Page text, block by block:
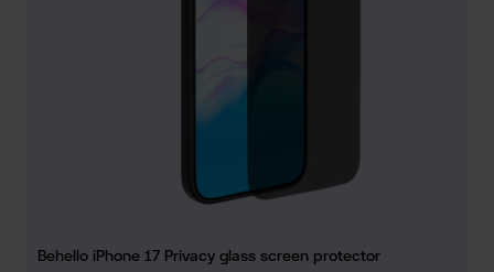
Behello iPhone 17 Privacy glass screen protector